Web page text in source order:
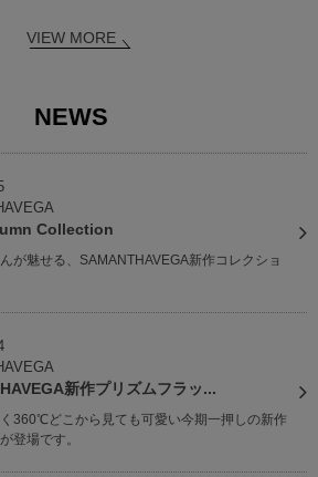
VIEW MORE
NEWS
Collection
が魅せる、SAMANTHAVEGA新作コレクショ
新作プリズムフラッ...
360℃どこから見ても可愛い今期一押しの新作
登場です。